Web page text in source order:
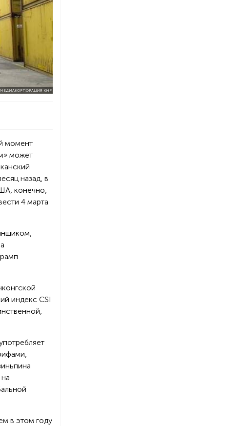
МЕДИАКОРПОРАЦИЯ КНР
момент
может
назад, в
конечно,
4 марта
индекс CSI
в этом году